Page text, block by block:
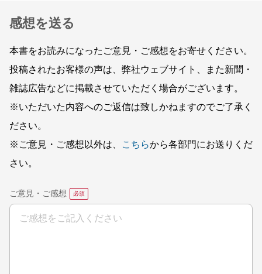
感想を送る
本書をお読みになったご意見・ご感想をお寄せください。
投稿されたお客様の声は、弊社ウェブサイト、また新聞・
雑誌広告などに掲載させていただく場合がございます。
※いただいた内容へのご返信は致しかねますのでご了承く
ださい。
※ご意見・ご感想以外は、
こちらから各部門にお送りくだ
さい。
ご意見・ご感想